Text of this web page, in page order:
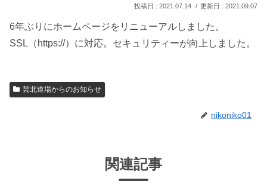
2021.07.14 2021.09.07
6年ぶりにホームページをリニューアルしました。
SSL（https://）に対応。セキュリティーが向上しました。
芸北道場からのお知らせ
nikoniko01
関連記事